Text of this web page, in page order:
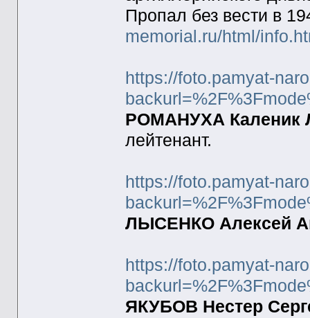
Пропал без вести в
memorial.ru/html/
https://foto.pamyat-
РОМАНУХА Каленик
лейтенант.
https://foto.pamyat-
ЛЫСЕНКО Алексей
https://foto.pamyat-
ЯКУБОВ Нестер